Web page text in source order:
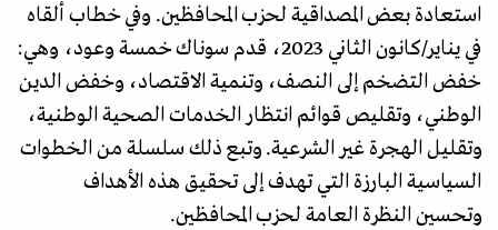
استعادة بعض المصداقية لحزب المحافظين. وفي خطاب ألقاه
في يناير/كانون الثاني 2023، قدم سوناك خمسة وعود، وهي:
خفض التضخم إلى النصف، وتنمية الاقتصاد، وخفض الدين
الوطني، وتقليص قوائم انتظار الخدمات الصحية الوطنية،
وتقليل الهجرة غير الشرعية. وتبع ذلك سلسلة من الخطوات
السياسية البارزة التي تهدف إلى تحقيق هذه الأهداف
وتحسين النظرة العامة لحزب المحافظين.